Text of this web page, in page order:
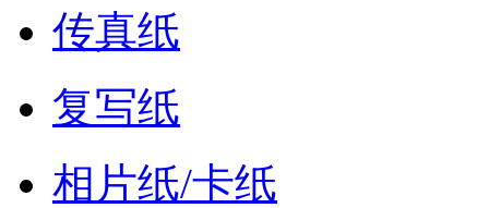
传真纸
复写纸
相片纸/卡纸